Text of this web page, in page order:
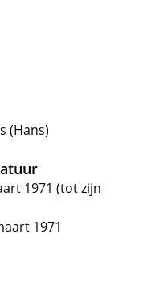
(Hans)
1971 (tot zijn
1971